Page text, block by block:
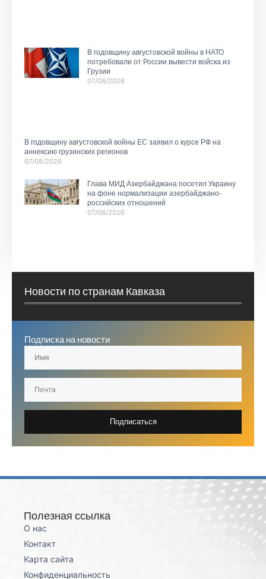
В годовщину августовской войны в НАТО
потребовали от России вывести войска из
Грузии
07/08/2026
В годовщину августовской войны ЕС заявил о курсе РФ на
аннексию грузинских регионов
07/08/2026
Глава МИД Азербайджана посетил Украину
на фоне нормализации азербайджано-
российских отношений
07/08/2026
Новости по странам Кавказа
Подписка на новости
Подписаться
Полезная ссылка
О нас
Контакт
Карта сайта
Конфиденциальность